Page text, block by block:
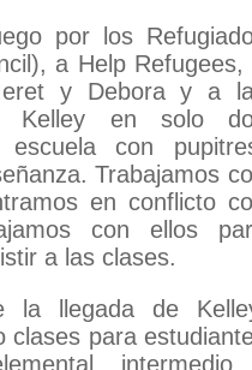
por los
a Help Refugees,
y Debora y a
Kelley en solo
con
Trabajamos
en conflicto
con ellos
a las clases.
la llegada de
clases para
intermedio